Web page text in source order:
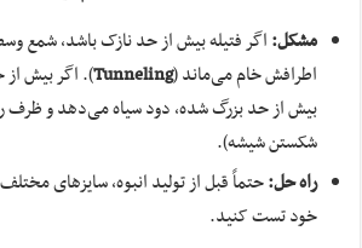
مشکل:اگر فتیله بیش از حد نازک باشد، شمع
اطرافش خام می‌ماند (Tunneling). اگر بیش
بیش از حد بزرگ شده، دود سیاه می‌دهد و ظرف
شکستن شیشه).
راه حل:حتماً قبل از تولید انبوه، سایزهای
خود تست کنید.